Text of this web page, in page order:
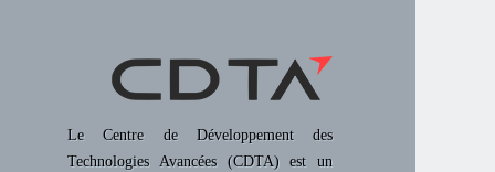
Le Centre de Développement des
Technologies Avancées (CDTA) est un